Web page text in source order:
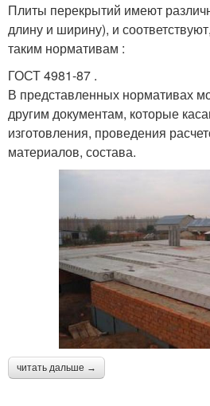
Плиты перекрытий имеют
длину и ширину), и
таким нормативам :
ГОСТ 4981-87 .
В представленных нормативах
другим документам, которые
изготовления, проведения
материалов, состава.
читать дальше →